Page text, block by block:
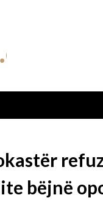
bëjnë